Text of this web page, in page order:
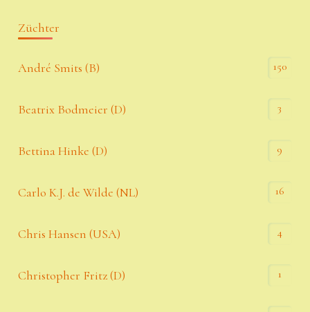
Züchter
André Smits (B) 150
Beatrix Bodmeier (D) 3
Bettina Hinke (D) 9
Carlo K.J. de Wilde (NL) 16
Chris Hansen (USA) 4
Christopher Fritz (D) 1